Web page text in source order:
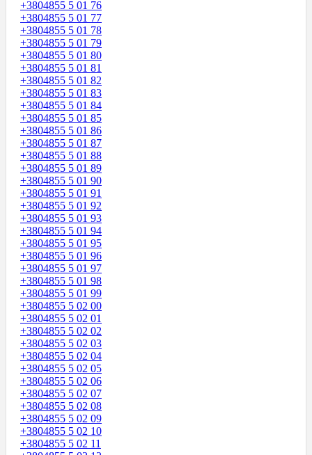
+3804855 5 01 76
+3804855 5 01 77
+3804855 5 01 78
+3804855 5 01 79
+3804855 5 01 80
+3804855 5 01 81
+3804855 5 01 82
+3804855 5 01 83
+3804855 5 01 84
+3804855 5 01 85
+3804855 5 01 86
+3804855 5 01 87
+3804855 5 01 88
+3804855 5 01 89
+3804855 5 01 90
+3804855 5 01 91
+3804855 5 01 92
+3804855 5 01 93
+3804855 5 01 94
+3804855 5 01 95
+3804855 5 01 96
+3804855 5 01 97
+3804855 5 01 98
+3804855 5 01 99
+3804855 5 02 00
+3804855 5 02 01
+3804855 5 02 02
+3804855 5 02 03
+3804855 5 02 04
+3804855 5 02 05
+3804855 5 02 06
+3804855 5 02 07
+3804855 5 02 08
+3804855 5 02 09
+3804855 5 02 10
+3804855 5 02 11